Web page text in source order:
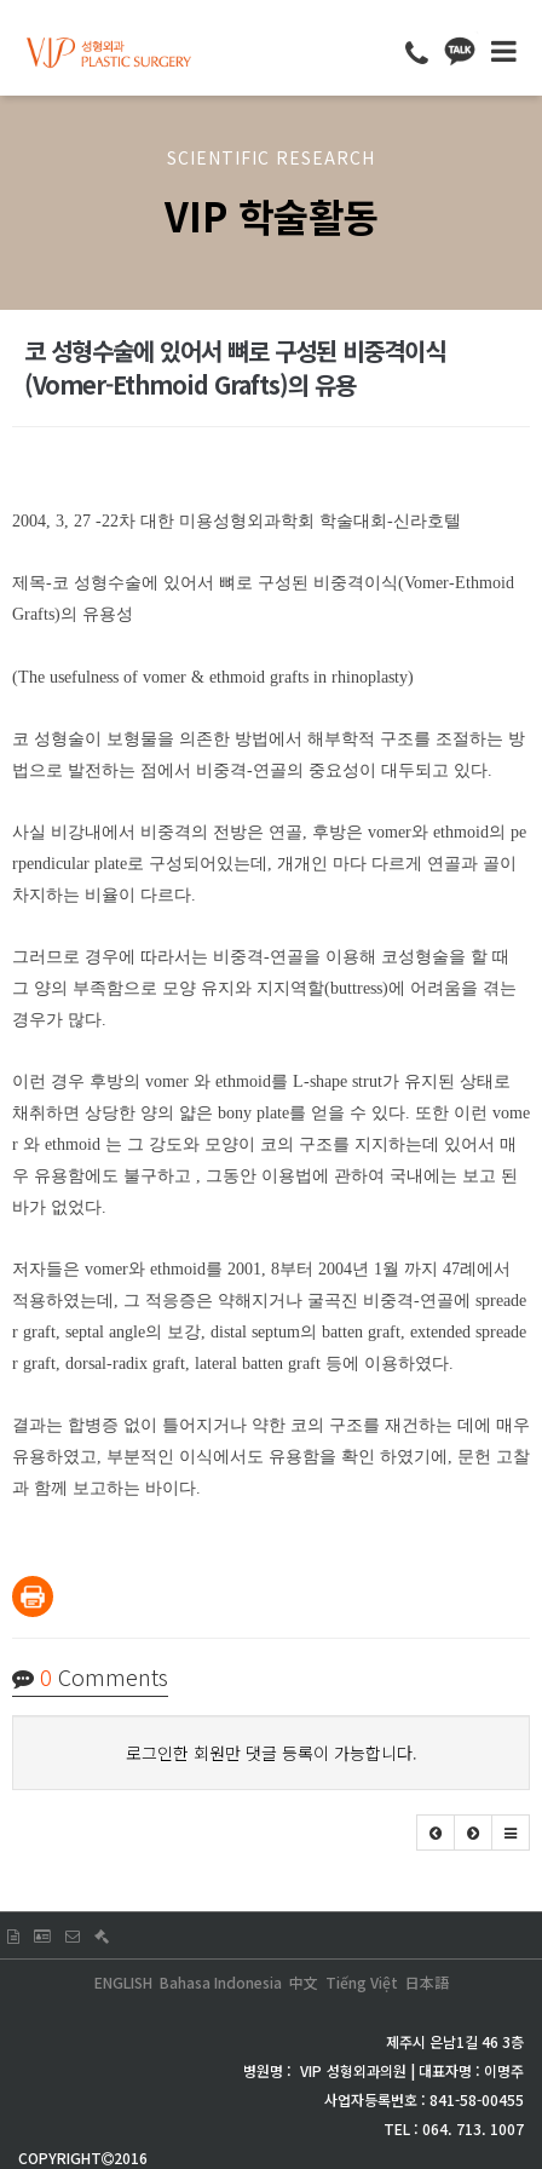
SCIENTIFIC RESEARCH
VIP 학술활동
코 성형수술에 있어서 뼈로 구성된 비중격이식
(Vomer-Ethmoid Grafts)의 유용
2004, 3, 27 -22차 대한 미용성형외과학회 학술대회-신라호텔
제목-코 성형수술에 있어서 뼈로 구성된 비중격이식(Vomer-Ethmoid
Grafts)의 유용성
(The usefulness of vomer & ethmoid grafts in rhinoplasty)
코 성형술이 보형물을 의존한 방법에서 해부학적 구조를 조절하는 방
법으로 발전하는 점에서 비중격-연골의 중요성이 대두되고 있다.
사실 비강내에서 비중격의 전방은 연골, 후방은 vomer와 ethmoid의 pe
rpendicular plate로 구성되어있는데, 개개인 마다 다르게 연골과 골이
차지하는 비율이 다르다.
그러므로 경우에 따라서는 비중격-연골을 이용해 코성형술을 할 때
그 양의 부족함으로 모양 유지와 지지역할(buttress)에 어려움을 겪는
경우가 많다.
이런 경우 후방의 vomer 와 ethmoid를 L-shape strut가 유지된 상태로
채취하면 상당한 양의 얇은 bony plate를 얻을 수 있다. 또한 이런 vome
r 와 ethmoid 는 그 강도와 모양이 코의 구조를 지지하는데 있어서 매
우 유용함에도 불구하고 , 그동안 이용법에 관하여 국내에는 보고 된
바가 없었다.
저자들은 vomer와 ethmoid를 2001, 8부터 2004년 1월 까지 47례에서
적용하였는데, 그 적응증은 약해지거나 굴곡진 비중격-연골에 spreade
r graft, septal angle의 보강, distal septum의 batten graft, extended spreade
r graft, dorsal-radix graft, lateral batten graft 등에 이용하였다.
결과는 합병증 없이 틀어지거나 약한 코의 구조를 재건하는 데에 매우
유용하였고, 부분적인 이식에서도 유용함을 확인 하였기에, 문헌 고찰
과 함께 보고하는 바이다.
0 Comments
로그인한 회원만 댓글 등록이 가능합니다.
日本語
Tiếng Việt
中文
Bahasa Indonesia
ENGLISH
제주시 은남1길 46 3층
병원명 : VIP 성형외과의원 | 대표자명 : 이명주
사업자등록번호 : 841-58-00455
TEL : 064. 713. 1007
COPYRIGHT
2016